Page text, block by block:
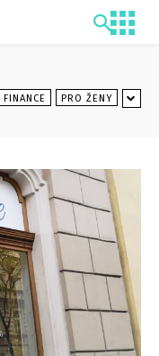
FINANCE PRO ŽENY